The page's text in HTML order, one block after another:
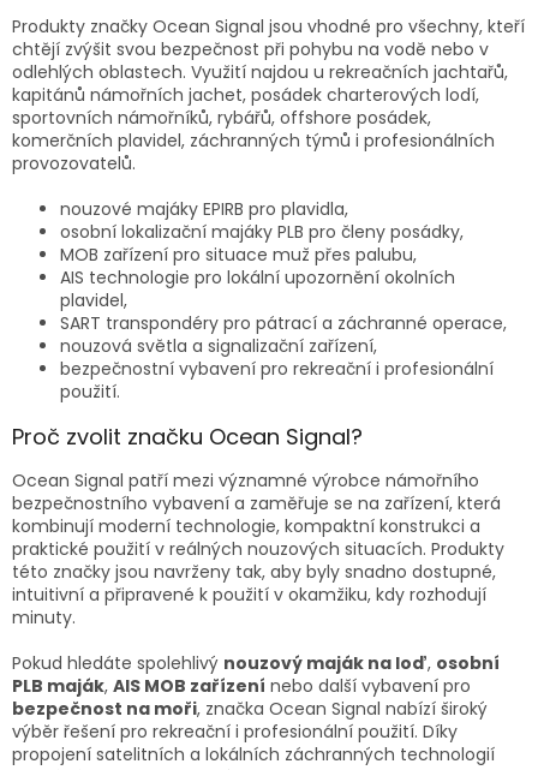
Produkty značky Ocean Signal jsou vhodné pro všechny, kteří
chtějí zvýšit svou bezpečnost při pohybu na vodě nebo v
odlehlých oblastech. Využití najdou u rekreačních jachtařů,
kapitánů námořních jachet, posádek charterových lodí,
sportovních námořníků, rybářů, offshore posádek,
komerčních plavidel, záchranných týmů i profesionálních
provozovatelů.
nouzové majáky EPIRB pro plavidla,
osobní lokalizační majáky PLB pro členy posádky,
MOB zařízení pro situace muž přes palubu,
AIS technologie pro lokální upozornění okolních
plavidel,
SART transpondéry pro pátrací a záchranné operace,
nouzová světla a signalizační zařízení,
bezpečnostní vybavení pro rekreační i profesionální
použití.
Proč zvolit značku Ocean Signal?
Ocean Signal patří mezi významné výrobce námořního
bezpečnostního vybavení a zaměřuje se na zařízení, která
kombinují moderní technologie, kompaktní konstrukci a
praktické použití v reálných nouzových situacích. Produkty
této značky jsou navrženy tak, aby byly snadno dostupné,
intuitivní a připravené k použití v okamžiku, kdy rozhodují
minuty.
Pokud hledáte spolehlivý nouzový maják na loď, osobní
PLB maják, AIS MOB zařízení nebo další vybavení pro
bezpečnost na moři, značka Ocean Signal nabízí široký
výběr řešení pro rekreační i profesionální použití. Díky
propojení satelitních a lokálních záchranných technologií